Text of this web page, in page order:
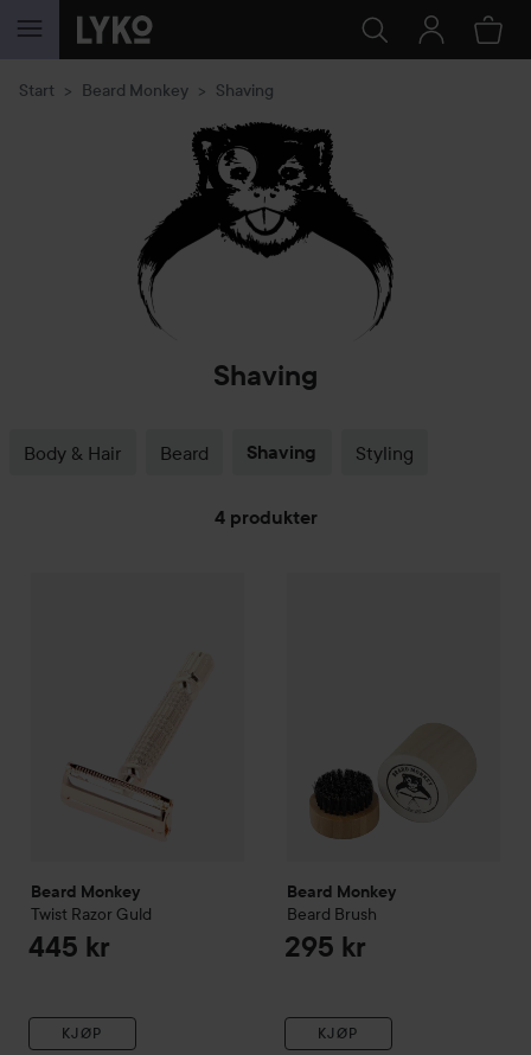
GÅ TIL INNHOLD
Start Beard Monkey Shaving
Shaving
Body & Hair Beard Shaving Styling
4 produkter
Beard Monkey
Twist Razor Guld
445 kr
KJØP
Beard Monkey
Beard Brush
295 kr
KJØP